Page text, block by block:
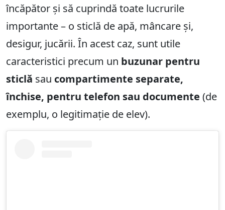
încăpător și să cuprindă toate lucrurile
importante – o sticlă de apă, mâncare și,
desigur, jucării. În acest caz, sunt utile
caracteristici precum un buzunar pentru
sticlă sau compartimente separate,
închise, pentru telefon sau documente (de
exemplu, o legitimație de elev).